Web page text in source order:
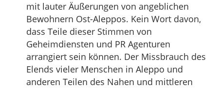
mit lauter Äußerungen von angeblichen
Bewohnern Ost-Aleppos. Kein Wort davon,
dass Teile dieser Stimmen von
Geheimdiensten und PR Agenturen
arrangiert sein können. Der Missbrauch des
Elends vieler Menschen in Aleppo und
anderen Teilen des Nahen und mittleren